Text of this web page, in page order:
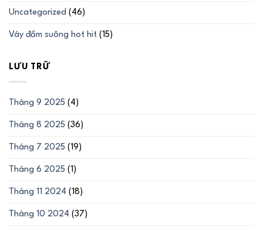
Uncategorized (46)
Váy đầm suông hot hit (15)
LƯU TRỮ
Tháng 9 2025 (4)
Tháng 8 2025 (36)
Tháng 7 2025 (19)
Tháng 6 2025 (1)
Tháng 11 2024 (18)
Tháng 10 2024 (37)